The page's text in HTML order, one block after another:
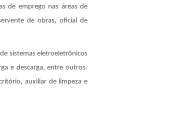
de emprego nas áreas de
de obras, oficial de
sistemas eletroeletrônicos
e descarga, entre outros.
auxiliar de limpeza e